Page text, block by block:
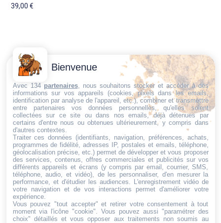
39,00€
Trouvez ce qu'il vous faut,
au bon endroit
Conditions
générales
de vente
Politique de
cookies
Politique de
confidentialité
Mentions
légales
Conditions de
retour et de
remboursement
Droit de
rétractation
Contactez-
Nous
Email:
dt@sasbms.fr
Bienvenue
Avec 134 partenaires, nous souhaitons stocker et accéder à des
informations sur vos appareils (cookies, pixels dans les emails,
identification par analyse de l'appareil, etc.), combiner et transmettre
entre partenaires vos données personnelles, qu'elles soient
collectées sur ce site ou dans nos emails, déjà détenues par
certains d'entre nous ou obtenues ultérieurement, y compris dans
d'autres contextes.
Traiter ces données (identifiants, navigation, préférences, achats,
programmes de fidélité, adresses IP, postales et emails, téléphone,
géolocalisation précise, etc.) permet de développer et vous proposer
des services, contenus, offres commerciales et publicités sur vos
différents appareils et écrans (y compris par email, courrier, SMS,
téléphone, audio, et vidéo), de les personnaliser, d'en mesurer la
performance, et d'étudier les audiences. L'enregistrement vidéo de
votre navigation et de vos interactions permet d'améliorer votre
expérience.
Vous pouvez "tout accepter" et retirer votre consentement à tout
moment via l'icône "cookie" . Vous pouvez aussi "paramétrer des
choix" détaillés et vous opposer aux traitements non soumis au